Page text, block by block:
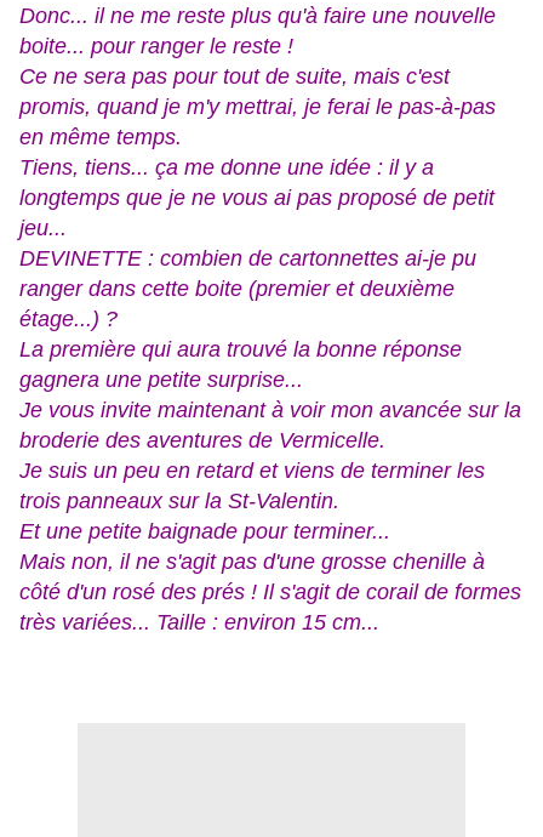
Donc... il ne me reste plus qu'à faire une nouvelle
boite... pour ranger le reste !
Ce ne sera pas pour tout de suite, mais c'est
promis, quand je m'y mettrai, je ferai le pas-à-pas
en même temps.
Tiens, tiens... ça me donne une idée : il y a
longtemps que je ne vous ai pas proposé de petit
jeu...
DEVINETTE : combien de cartonnettes ai-je pu
ranger dans cette boite (premier et deuxième
étage...) ?
La première qui aura trouvé la bonne réponse
gagnera une petite surprise...
Je vous invite maintenant à voir mon avancée sur la
broderie des aventures de Vermicelle.
Je suis un peu en retard et viens de terminer les
trois panneaux sur la St-Valentin.
Et une petite baignade pour terminer...
Mais non, il ne s'agit pas d'une grosse chenille à
côté d'un rosé des prés ! Il s'agit de corail de formes
très variées... Taille : environ 15 cm...